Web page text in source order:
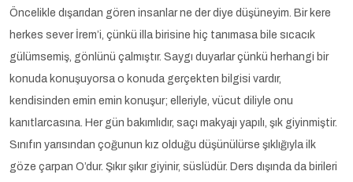
Öncelikle dışarıdan gören insanlar ne der diye düşüneyim. Bir kere
herkes sever İrem’i, çünkü illa birisine hiç tanımasa bile sıcacık
gülümsemiş, gönlünü çalmıştır. Saygı duyarlar çünkü herhangi bir
konuda konuşuyorsa o konuda gerçekten bilgisi vardır,
kendisinden emin emin konuşur; elleriyle, vücut diliyle onu
kanıtlarcasına. Her gün bakımlıdır, saçı makyajı yapılı, şık giyinmiştir.
Sınıfın yarısından çoğunun kız olduğu düşünülürse şıklığıyla ilk
göze çarpan O’dur. Şıkır şıkır giyinir, süslüdür. Ders dışında da birileri